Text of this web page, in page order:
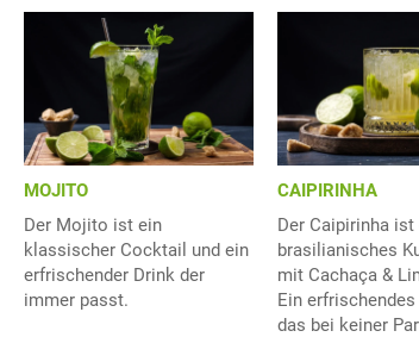
MOJITO
Der Mojito ist ein
klassischer Cocktail und ein
erfrischender Drink der
immer passt.
CAIPIRINHA
Der Caipirinha ist
brasilianisches
mit Cachaça &
Ein erfrischendes
das bei keiner